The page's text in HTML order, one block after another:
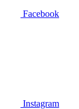
Facebook
Instagram